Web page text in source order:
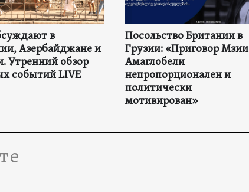
в
Азербайджане и
Утренний обзор
событий LIVE
Посольство Британии в
Грузии: «Приговор Мзии
Амаглобели
непропорционален и
политически
мотивирован»